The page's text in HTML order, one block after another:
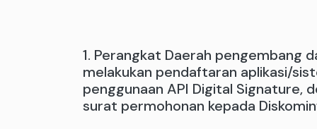
1. Perangkat Daerah pengembang
melakukan pendaftaran aplikasi/
penggunaan API Digital Signature,
surat permohonan kepada